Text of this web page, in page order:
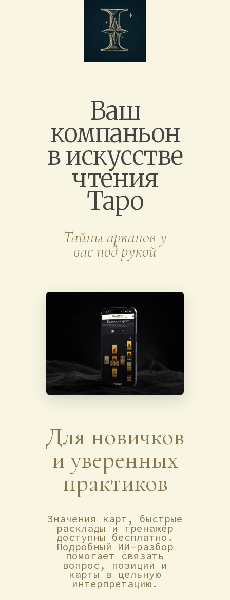
Ваш
компаньон
в искусстве
чтения
Таро
Тайны арканов у
вас под рукой
Для новичков
и уверенных
практиков
Значения карт, быстрые
расклады и тренажёр
доступны бесплатно.
Подробный ИИ-разбор
помогает связать
вопрос, позиции и
карты в цельную
интерпретацию.